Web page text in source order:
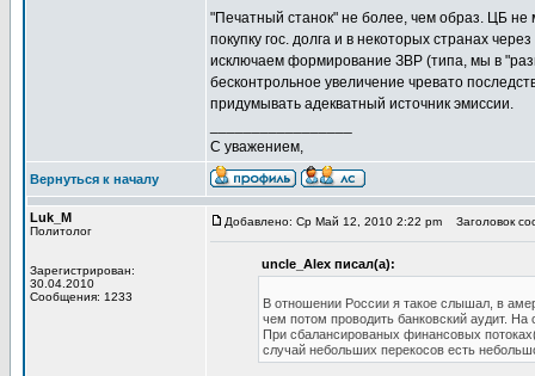
"Печатный станок" не более, чем образ. ЦБ не
покупку гос. долга и в некоторых странах
исключаем формирование ЗВР (типа, мы в
бесконтрольное увеличение чревато
придумывать адекватный источник эмиссии.
С уважением,
Вернуться к началу
Luk_M
Политолог
Зарегистрирован:
30.04.2010
Сообщения: 1233
Добавлено: Ср Май 12, 2010 2:22 pm Заголовок
uncle_Alex писал(а):
В отношении России я такое слышал, в
чем потом проводить банковский аудит. На
При сбалансированых финансовых
случай небольших перекосов есть